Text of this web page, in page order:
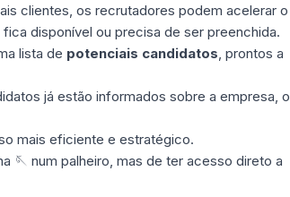
clientes, os recrutadores podem acelerar o
disponível ou precisa de ser preenchida.
lista de potenciais candidatos , prontos a
já estão informados sobre a empresa, o
mais eficiente e estratégico.
🪡 num palheiro, mas de ter acesso direto a